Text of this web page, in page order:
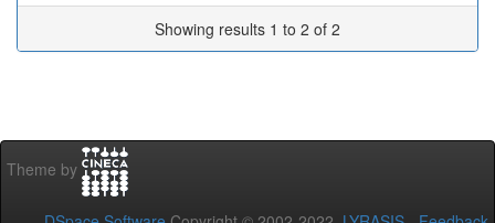
Showing results 1 to 2 of 2
Theme by